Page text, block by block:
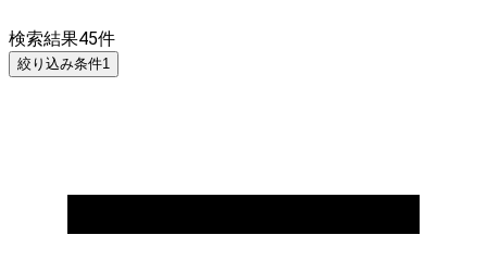
検索結果45件
絞り込み条件1